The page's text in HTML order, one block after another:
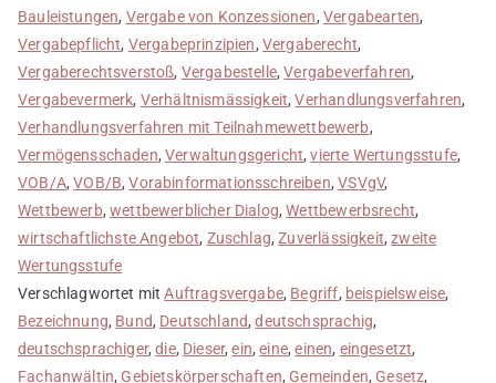
Bauleistungen, Vergabe von Konzessionen, Vergabearten,
Vergabepflicht, Vergabeprinzipien, Vergaberecht,
Vergaberechtsverstoß, Vergabestelle,Vergabeverfahren,
Vergabevermerk, Verhältnismässigkeit,Verhandlungsverfahren,
Verhandlungsverfahren mit Teilnahmewettbewerb,
Vermögensschaden,Verwaltungsgericht,vierte Wertungsstufe,
VOB/A,VOB/B,Vorabinformationsschreiben,VSVgV,
Wettbewerb,wettbewerblicher Dialog,Wettbewerbsrecht,
wirtschaftlichste Angebot, Zuschlag,Zuverlässigkeit,zweite
Wertungsstufe
Verschlagwortet mitAuftragsvergabe, Begriff, beispielsweise,
Bezeichnung, Bund, Deutschland,deutschsprachig,
deutschsprachiger,die, Dieser,ein,eine,einen, eingesetzt,
Fachanwältin, Gebietskörperschaften, Gemeinden, Gesetz,